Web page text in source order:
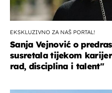
EKSKLUZIVNO ZA NAŠ PORTAL!
Sanja Vejnović o
susretala tijekom
rad, disciplina i talent''